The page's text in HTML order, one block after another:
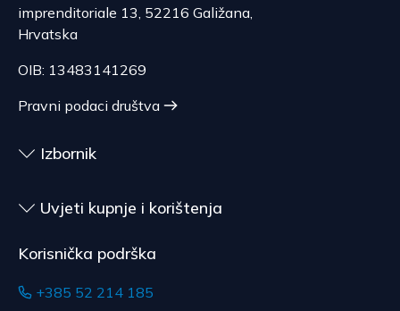
EUR, ovisno o masi pošiljke.
Očekivano vrijeme dostave je 4 do 5 dana.
prilagođena potrošaču, roba kojoj istječe rok
upotrebe, za ugovore čiji je predmet zapečaćena
nije pogodna za vraćanje, ako je bila otpečaćena
nakon dostave.
karticom.
imprenditoriale 13, 52216 Galižana,
Hrvatska
OIB: 13483141269
Pravni podaci društva
Izbornik
Uvjeti kupnje i korištenja
Korisnička podrška
+385 52 214 185